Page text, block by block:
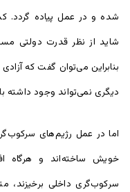
شده و در عمل پیاده گردد.
شاید از نظر قدرت دولتی
بنابراین می‌توان گفت که
دیگری نمی‌تواند وجود داشته
اما در عمل رژیم‌های
خویش ساخته‌اند و هرگاه
سرکوب‌گری داخلی برخیزند،